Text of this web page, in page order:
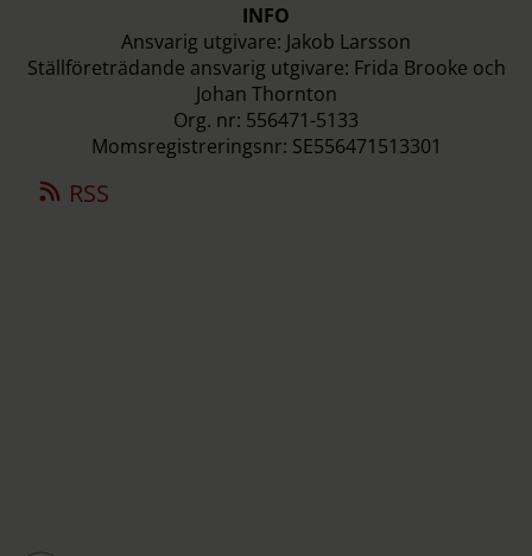
INFO
Ansvarig utgivare: Jakob Larsson
Ställföreträdande ansvarig utgivare: Frida Brooke och
Johan Thornton
Org. nr: 556471-5133
Momsregistreringsnr: SE556471513301
RSS